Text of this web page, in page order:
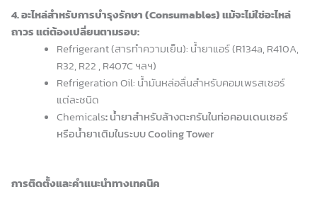
4. อะไหล่สำหรับการบำรุงรักษา (Consumables) แม้จะไม่ใช่อะไหล่
ถาวร แต่ต้องเปลี่ยนตามรอบ:
Refrigerant (สารทำความเย็น): น้ำยาแอร์ (R134a, R410A,
R32, R22 , R407C ฯลฯ)
Refrigeration Oil: น้ำมันหล่อลื่นสำหรับคอมเพรสเซอร์
แต่ละชนิด
Chemicals:น้ำยาสำหรับล้างตะกรันในท่อคอนเดนเซอร์
หรือน้ำยาเติมในระบบ Cooling Tower
การติดตั้งและคำแนะนำทางเทคนิค